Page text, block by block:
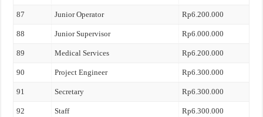
87 Junior Operator Rp6.200.000
88 Junior Supervisor Rp6.000.000
89 Medical Services Rp6.200.000
90 Project Engineer Rp6.300.000
91 Secretary Rp6.300.000
92 Staff Rp6.300.000